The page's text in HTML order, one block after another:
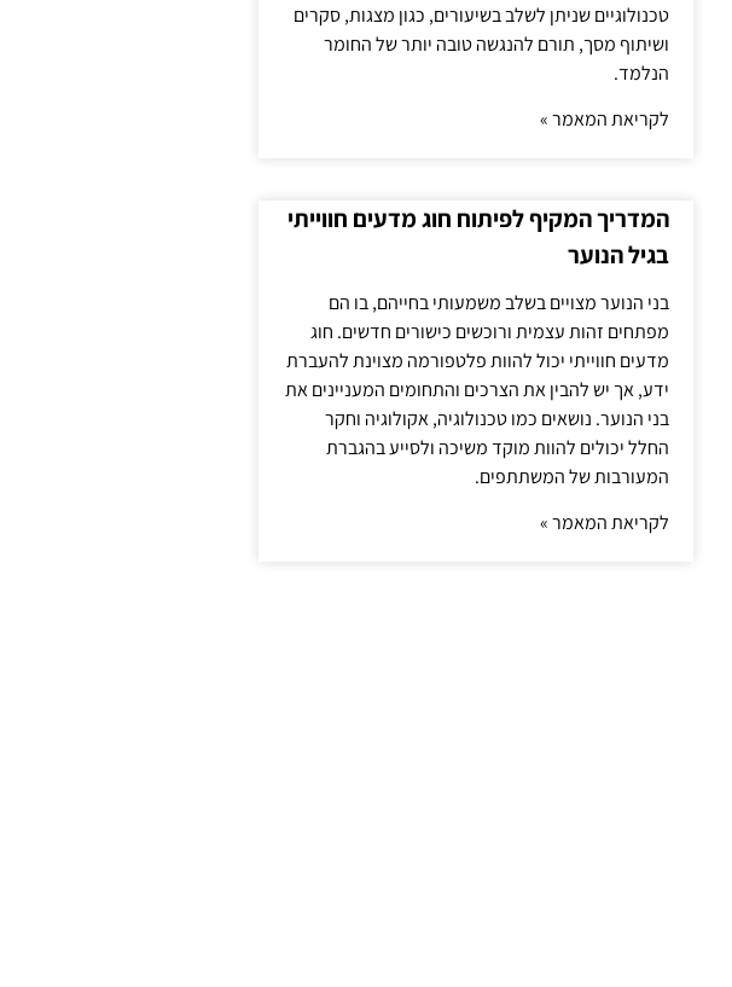
טכנולוגיים שניתן לשלב בשיעורים, כגון מצגות, סקרים
ושיתוף מסך, תורם להנגשה טובה יותר של החומר
הנלמד.
לקריאת המאמר »
המדריך המקיף לפיתוח חוג מדעים חווייתי
בגיל הנוער
בני הנוער מצויים בשלב משמעותי בחייהם, בו הם
מפתחים זהות עצמית ורוכשים כישורים חדשים. חוג
מדעים חווייתי יכול להוות פלטפורמה מצוינת להעברת
ידע, אך יש להבין את הצרכים והתחומים המעניינים את
בני הנוער. נושאים כמו טכנולוגיה, אקולוגיה וחקר
החלל יכולים להוות מוקד משיכה ולסייע בהגברת
המעורבות של המשתתפים.
לקריאת המאמר »